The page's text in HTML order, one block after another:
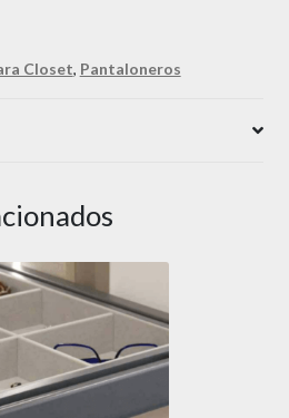
Closet, Pantaloneros